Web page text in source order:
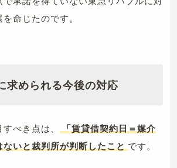
命じたのです。
求められる今後の対応
べき点は、
「賃貸借契約日＝媒介
いと裁判所が判断したこと です。